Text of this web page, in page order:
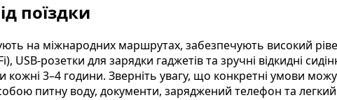
поїздки
на міжнародних маршрутах, забезпечують високий
USB-розетки для зарядки гаджетів та зручні відкидні
кожні 3–4 години. Зверніть увагу, що конкретні умови
питну воду, документи, заряджений телефон та легкий